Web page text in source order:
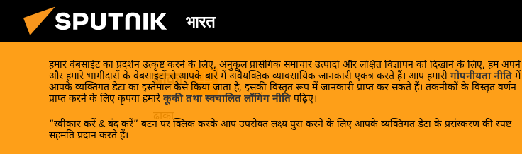
भारत
हमारे वेबसाईट का प्रदर्शन उत्कृष्ट करने के लिए, अनुकूल प्रासंगिक समाचार उत्पादों और लक्षित विज्ञापन को दिखाने के लिए, हम अपने
और हमारे भागीदारों के वेबसाइटों से आपके बारे में अवैयक्तिक व्यावसायिक जानकारी एकत्र करते हैं। आप हमारी गोपनीयता नीति में
आपके व्यक्तिगत डेटा का इस्तेमाल कैसे किया जाता है, इसकी विस्तृत रूप में जानकारी प्राप्त कर सकते हैं। तकनीकों के विस्तृत वर्णन
प्राप्त करने के लिए कृपया हमारे कूकी तथा स्वचालित लॉगिंग नीति पढ़िए।
“स्वीकार करें & बंद करें” बटन पर क्लिक करके आप उपरोक्त लक्ष्य पुरा करने के लिए आपके व्यक्तिगत डेटा के प्रसंस्करण की स्पष्ट
सहमति प्रदान करते हैं।
ढाका
ढाका